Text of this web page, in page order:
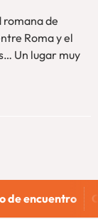
romana de
Roma y el
Un lugar muy
entrar en
de encuentro